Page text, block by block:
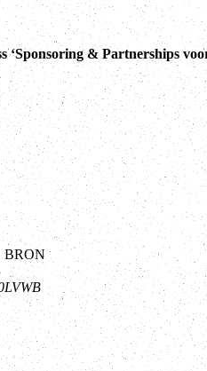
‘Sponsoring & Partnerships
BRON
LVWB